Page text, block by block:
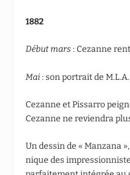
1882
Début mars: Cezanne
Mai: son portrait de
Cezanne et Pissarro
Cezanne ne reviendra
Un dessin de « Manzana
nique des